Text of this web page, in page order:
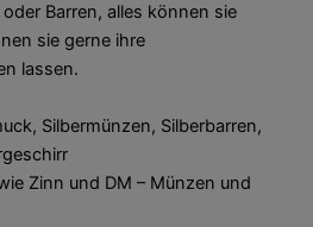
Barren, alles können sie
sie gerne ihre
lassen.
Silbermünzen, Silberbarren,
Zinn und DM – Münzen und